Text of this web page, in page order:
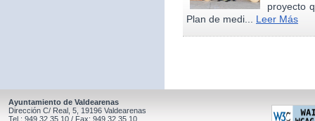
proyecto
Plan de medi... Leer Más
Ayuntamiento de Valdearenas
Dirección C/ Real, 5, 19196 Valdearenas
Tel.: 949 32 35 10 / Fax: 949 32 35 10